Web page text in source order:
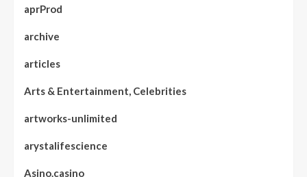
aprProd
archive
articles
Arts & Entertainment, Celebrities
artworks-unlimited
arystalifescience
Asino.casino